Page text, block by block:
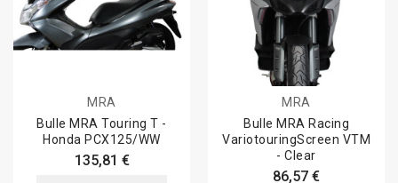
MRA
Bulle MRA Touring T -
Honda PCX125/WW
135,81 €
MRA
Bulle MRA Racing
VariotouringScreen VTM
- Clear
86,57 €